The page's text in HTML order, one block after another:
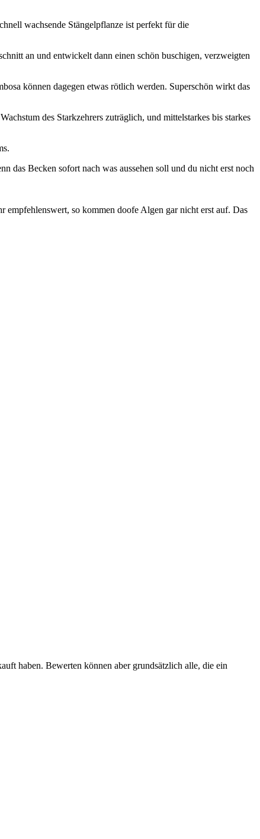
wachsende Stängelpflanze ist perfekt für die
an und entwickelt dann einen schön buschigen, verzweigten
können dagegen etwas rötlich werden. Superschön wirkt das
des Starkzehrers zuträglich, und mittelstarkes bis starkes
das Becken sofort nach was aussehen soll und du nicht erst noch
empfehlenswert, so kommen doofe Algen gar nicht erst auf. Das
haben. Bewerten können aber grundsätzlich alle, die ein